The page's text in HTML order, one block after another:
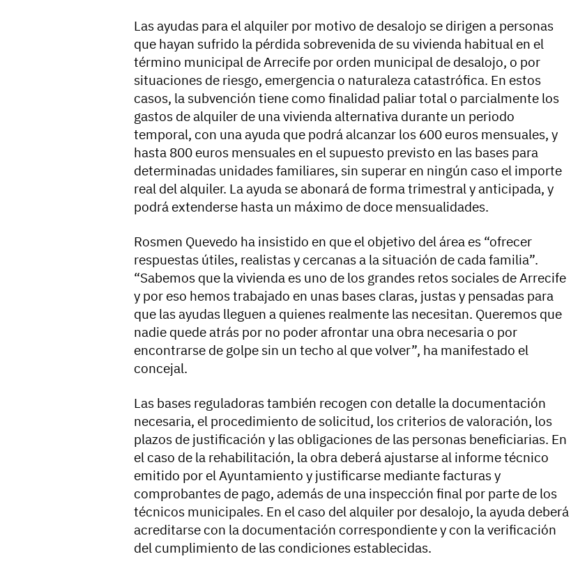
Lasayudas para el alquiler por motivo de desalojo se dirigen a personas
que hayan sufrido la pérdida sobrevenida de su vivienda habitual en el
término municipal de Arrecife por orden municipal de desalojo, o por
situaciones de riesgo, emergencia o naturaleza catastrófica. En estos
casos, la subvención tiene como finalidad paliar total o parcialmente los
gastos de alquiler de una vivienda alternativa durante un periodo
temporal, con una ayuda que podrá alcanzar los 600 euros mensuales, y
hasta 800 euros mensuales en el supuesto previsto en las bases para
determinadas unidades familiares, sin superar en ningún caso el importe
real del alquiler. La ayuda se abonará de forma trimestral y anticipada, y
podrá extenderse hasta un máximo de doce mensualidades.
Rosmen Quevedo ha insistido en que el objetivo del área es “ofrecer
respuestas útiles, realistas y cercanas a la situación de cada familia”.
“Sabemos que la vivienda es uno de los grandes retos sociales de Arrecife
y por eso hemos trabajado en unas bases claras, justas y pensadas para
que las ayudas lleguen a quienes realmente las necesitan. Queremos que
nadie quede atrás por no poder afrontar una obra necesaria o por
encontrarse de golpe sin un techo al que volver”, ha manifestado el
concejal.
Las bases reguladoras también recogen con detalle la documentación
necesaria, el procedimiento de solicitud, los criterios de valoración, los
plazos de justificación y las obligaciones de las personas beneficiarias. En
el caso de la rehabilitación, la obra deberá ajustarse al informe técnico
emitido por el Ayuntamiento y justificarse mediante facturas y
comprobantes de pago, además de una inspección final por parte de los
técnicos municipales. En el caso del alquiler por desalojo, la ayuda deberá
acreditarse con la documentación correspondiente y con la verificación
del cumplimiento de las condiciones establecidas.